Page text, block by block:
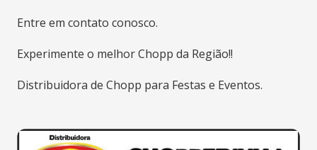
Entre em contato conosco.
Experimente o melhor Chopp da Região!!
Distribuidora de Chopp para Festas e Eventos.